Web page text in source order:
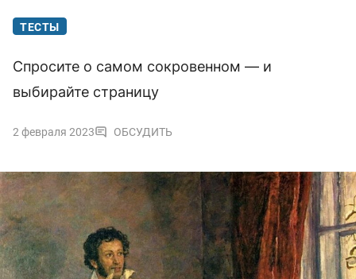
ТЕСТЫ
Спросите о самом сокровенном — и
выбирайте страницу
2 февраля 2023 ОБСУДИТЬ